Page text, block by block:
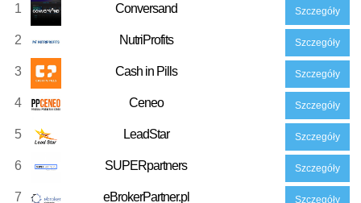
1 Conversand Szczegóły
2 NutriProfits Szczegóły
3 Cash in Pills Szczegóły
4 Ceneo Szczegóły
5 LeadStar Szczegóły
6 SUPERpartners Szczegóły
7 eBrokerPartner.pl Szczegóły